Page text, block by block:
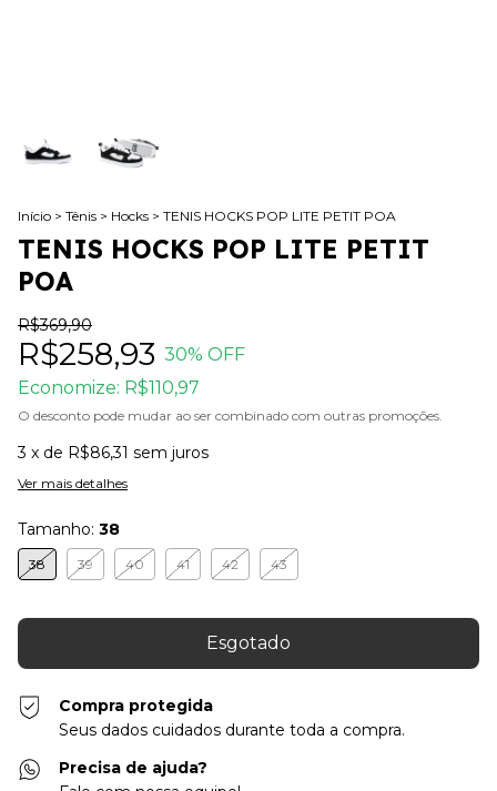
Início > Tênis > Hocks > TENIS HOCKS POP LITE PETIT POA
TENIS HOCKS POP LITE PETIT
POA
R$369,90
R$258,93 30% OFF
Economize: R$110,97
O desconto pode mudar ao ser combinado com outras promoções.
3 x de R$86,31 sem juros
Ver mais detalhes
Tamanho: 38
38 39 40 41 42 43
Compra protegida
Seus dados cuidados durante toda a compra.
Precisa de ajuda?